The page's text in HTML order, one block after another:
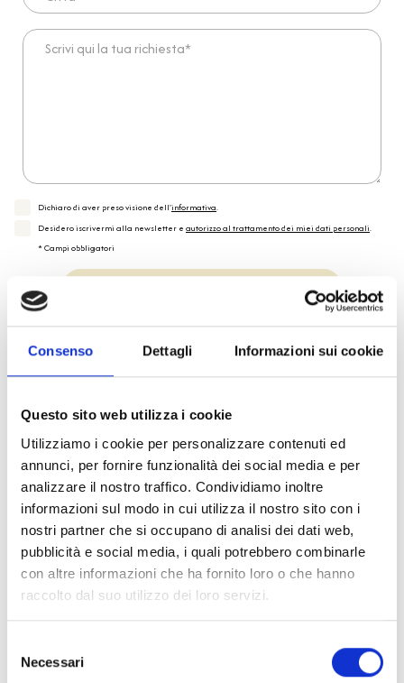
Consenso Dettagli Informazioni sui cookie
Questo sito web utilizza i cookie
Utilizziamo i cookie per personalizzare contenuti ed
annunci, per fornire funzionalità dei social media e per
analizzare il nostro traffico. Condividiamo inoltre
informazioni sul modo in cui utilizza il nostro sito con i
nostri partner che si occupano di analisi dei dati web,
pubblicità e social media, i quali potrebbero combinarle
con altre informazioni che ha fornito loro o che hanno
raccolto dal suo utilizzo dei loro servizi.
delNecessari
Scrivi qui la tua richiesta*
Dichiaro di aver preso visione dell'informativa.
Desidero iscrivermi alla newsletter e autorizzo al trattamento dei miei dati personali.
* Campi obbligatori
Reso facile e veloce
PRONTA consegna
Spedizione Gratuita
Specifiche Tecniche
Collezione